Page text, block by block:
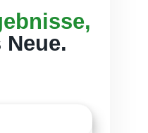
Neue.